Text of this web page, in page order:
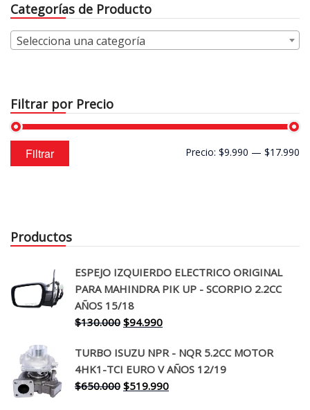
Categorías de Producto
Selecciona una categoría
Filtrar por Precio
Precio
mínimo
Precio
máximo
Filtrar Precio: $9.990 — $17.990
Productos
ESPEJO IZQUIERDO ELECTRICO ORIGINAL
PARA MAHINDRA PIK UP - SCORPIO 2.2CC
AÑOS 15/18
$130.000 El
original
era:
$130.000.
$94.990El
actual
es:
$94.990.
TURBO ISUZU NPR - NQR 5.2CC MOTOR
4HK1-TCI EURO V AÑOS 12/19
$650.000 El
$519.990El